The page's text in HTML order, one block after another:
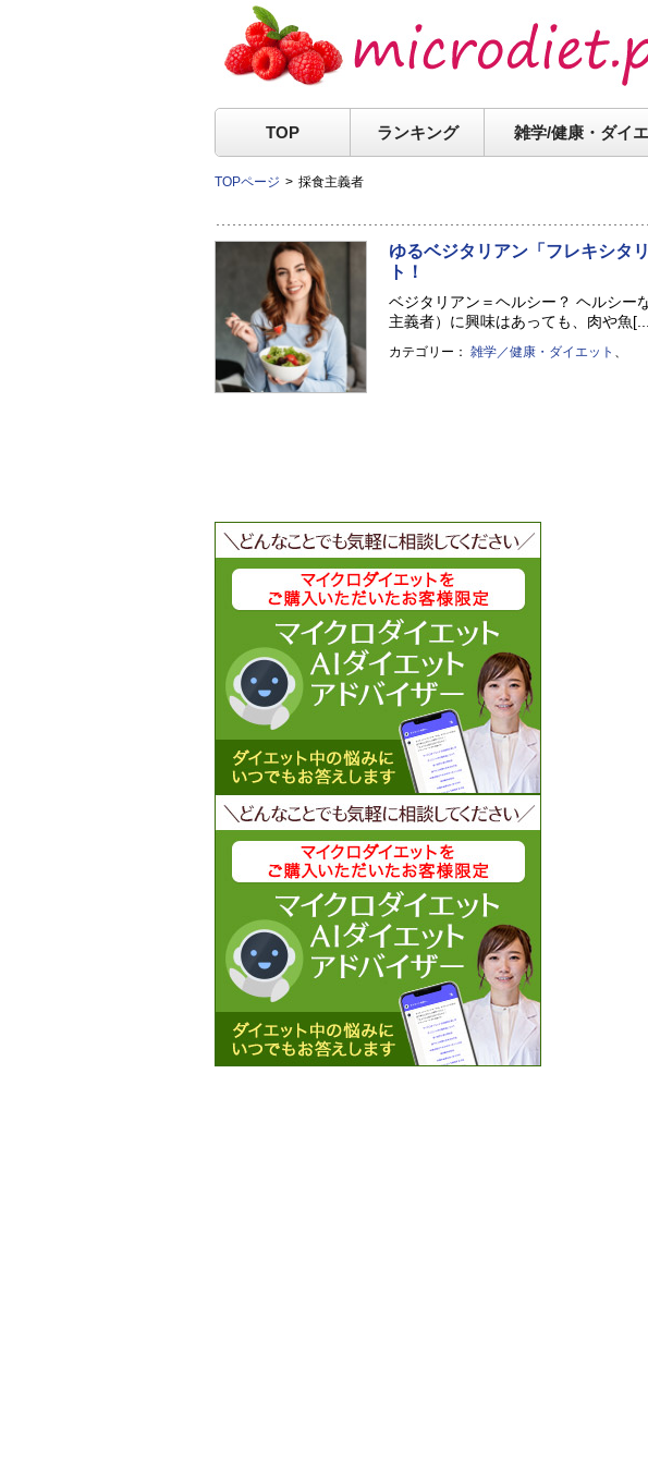
TOP ランキング 雑学/健康・ ダイ
TOPページ 採食主義者
ゆるベジタリアン「フレキシタ
ト！
ベジタリアン＝ヘルシー？ ヘルシー
主義者）に興味はあっても、肉や魚
カテゴリー：雑学／健康・ダイエット 、